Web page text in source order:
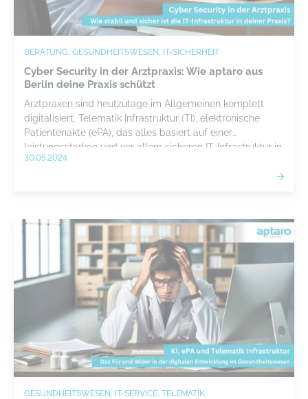
BERATUNG, GESUNDHEITSWESEN, IT-SICHERHEIT
Cyber Security in der Arztpraxis: Wie aptaro aus
Berlin deine Praxis schützt
Arztpraxen sind heutzutage im Allgemeinen komplett
digitalisiert. Telematik Infrastruktur (TI), elektronische
Patientenakte (ePA), das alles basiert auf einer
leistungsstarken und vor allem sicheren IT-Infrastruktur in
deiner Praxis. Wir zeigen dir, was wir von aptaro in Berlin
30.05.2024
GESUNDHEITSWESEN, IT-SERVICE, TELEMATIK